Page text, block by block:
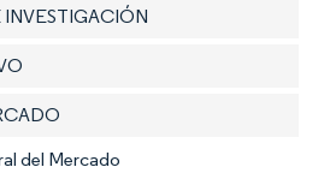
del Mercado